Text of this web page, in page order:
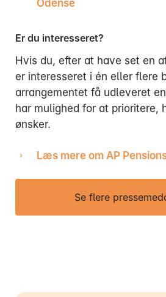
Odense
Er du interesseret?
Hvis du, efter at have set en
er interesseret i én eller flere
arrangementet få udleveret
har mulighed for at prioritere,
ønsker.
Læs mere om AP
Se flere